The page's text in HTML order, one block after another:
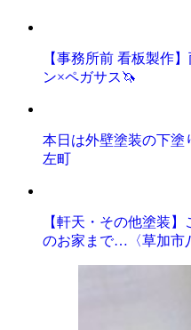
【事務所前 看板製作
ン×ペガサス🦄
本日は外壁塗装の下塗
左町
【軒天・その他塗装
のお家まで…〈草加市